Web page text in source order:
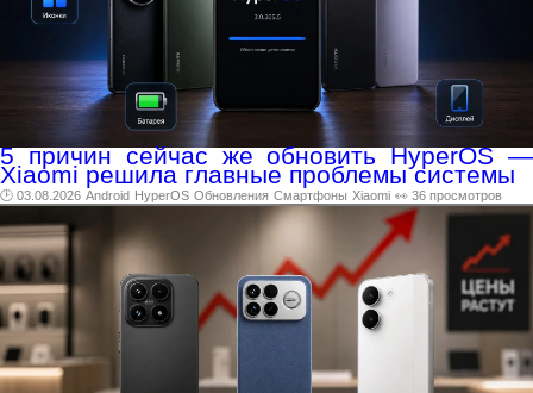
5 причин сейчас же обновить HyperOS —
Xiaomi решила главные проблемы системы
🕑 03.08.2026 Android HyperOS Обновления Смартфоны Xiaomi 👀 36 просмотров